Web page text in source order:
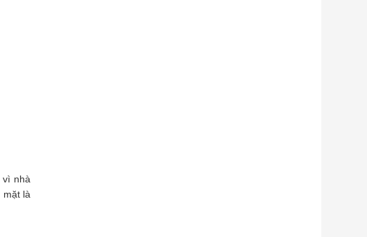
vì nhà
mặt là